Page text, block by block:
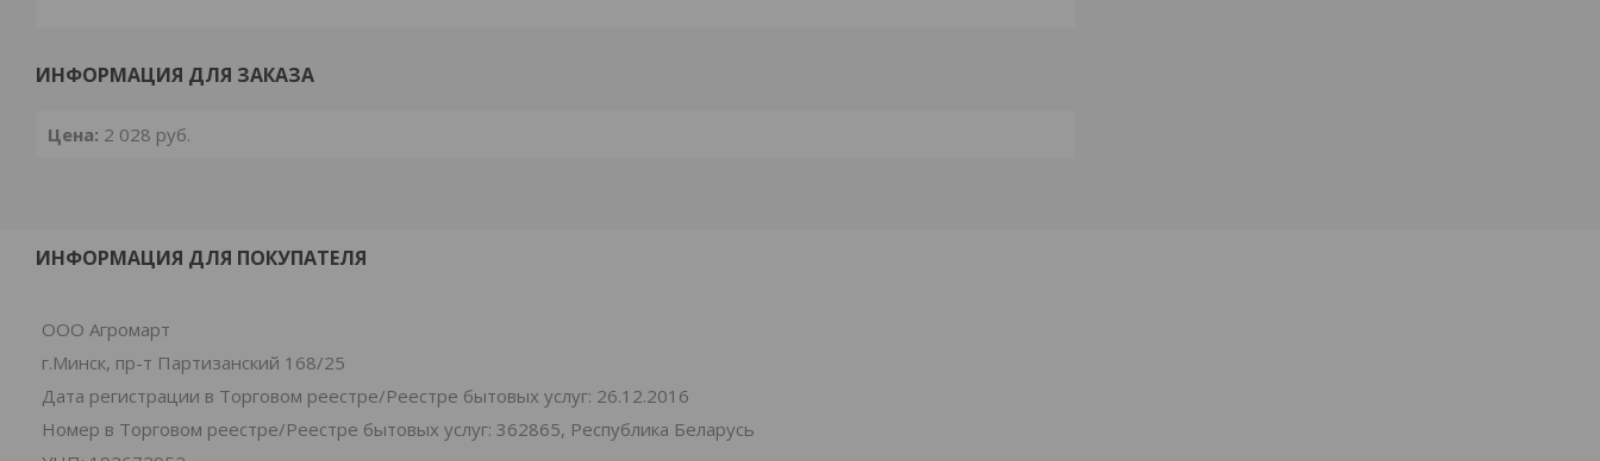
ИНФОРМАЦИЯ ДЛЯ ЗАКАЗА
Цена: 2 028 руб.
ИНФОРМАЦИЯ ДЛЯ ПОКУПАТЕЛЯ
ООО Агромарт
г.Минск, пр-т Партизанский 168/25
Дата регистрации в Торговом реестре/Реестре бытовых услуг: 26.12.2016
Номер в Торговом реестре/Реестре бытовых услуг: 362865, Республика Беларусь